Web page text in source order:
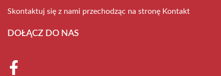
Skontaktuj się z nami przechodząc na stronę Kontakt
DOŁĄCZ DO NAS